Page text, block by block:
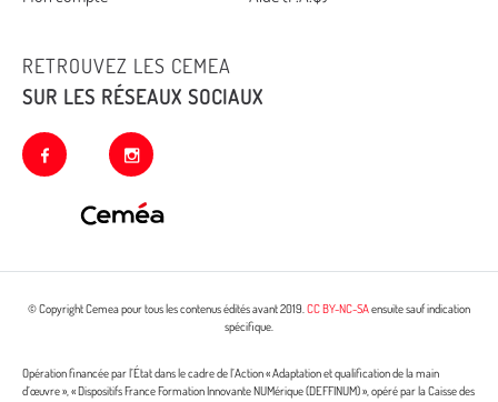
RETROUVEZ LES CEMEA
SUR LES RÉSEAUX SOCIAUX
facebook instagram
© Copyright Cemea pour tous les contenus édités avant 2019.CC BY-NC-SAensuite sauf indication
spécifique.
Opération financée par l’État dans le cadre de l’Action « Adaptation et qualification de la main
d’œuvre », « Dispositifs France Formation Innovante NUMérique (DEFFINUM) », opéré par la Caisse des